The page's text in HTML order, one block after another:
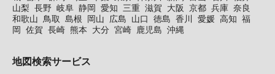
山梨 長野 岐阜 静岡 愛知 三重 滋賀 大阪 京都 兵庫 奈良
和歌山
鳥取 島根 岡山 広島 山口 徳島 香川 愛媛 高知 福
岡
佐賀 長崎 熊本 大分 宮崎 鹿児島 沖縄
地図検索サービス